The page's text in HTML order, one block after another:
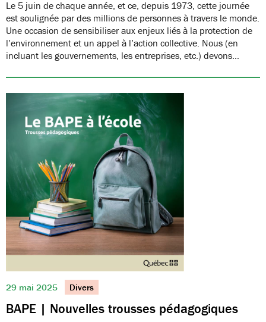
Le 5 juin de chaque année, et ce, depuis 1973, cette journée
est soulignée par des millions de personnes à travers le monde.
Une occasion de sensibiliser aux enjeux liés à la protection de
l’environnement et un appel à l’action collective. Nous (en
incluant les gouvernements, les entreprises, etc.) devons…
29 mai 2025 Divers
BAPE | Nouvelles trousses pédagogiques